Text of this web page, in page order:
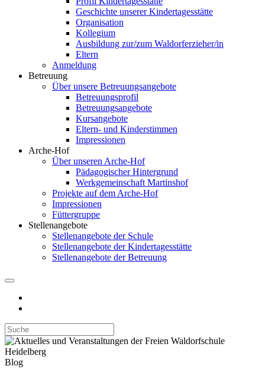
Geschichte unserer Kindertagesstätte
Organisation
Kollegium
Ausbildung zur/zum Waldorferzieher/in
Eltern
Anmeldung
Betreuung
Über unsere Betreuungsangebote
Betreuungsprofil
Betreuungsangebote
Kursangebote
Eltern- und Kinderstimmen
Impressionen
Arche-Hof
Über unseren Arche-Hof
Pädagogischer Hintergrund
Werkgemeinschaft Martinshof
Projekte auf dem Arche-Hof
Impressionen
Füttergruppe
Stellenangebote
Stellenangebote der Schule
Stellenangebote der Kindertagesstätte
Stellenangebote der Betreuung
Blog